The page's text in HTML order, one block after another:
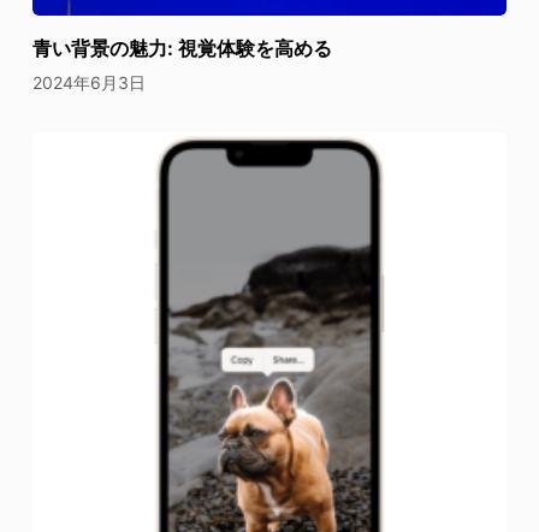
青い背景の魅力: 視覚体験を高める
2024年6月3日